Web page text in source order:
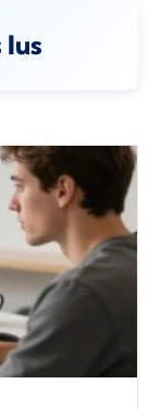
lus